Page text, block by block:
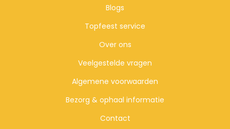
Blogs
Topfeest service
Over ons
Veelgestelde vragen
Algemene voorwaarden
Bezorg & ophaal informatie
Contact